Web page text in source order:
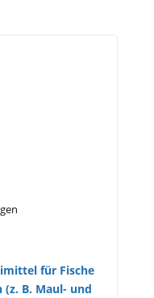
für Fische
B. Maul- und